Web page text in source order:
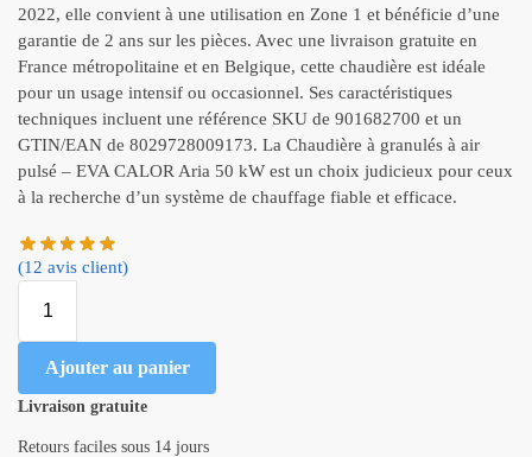
2022, elle convient à une utilisation en Zone 1 et bénéficie d’une
garantie de 2 ans sur les pièces. Avec une livraison gratuite en
France métropolitaine et en Belgique, cette chaudière est idéale
pour un usage intensif ou occasionnel. Ses caractéristiques
techniques incluent une référence SKU de 901682700 et un
GTIN/EAN de 8029728009173. La Chaudière à granulés à air
pulsé – EVA CALOR Aria 50 kW est un choix judicieux pour ceux
à la recherche d’un système de chauffage fiable et efficace.
(12 avis client)
Ajouter au panier
Livraison gratuite
Retours faciles sous 14 jours